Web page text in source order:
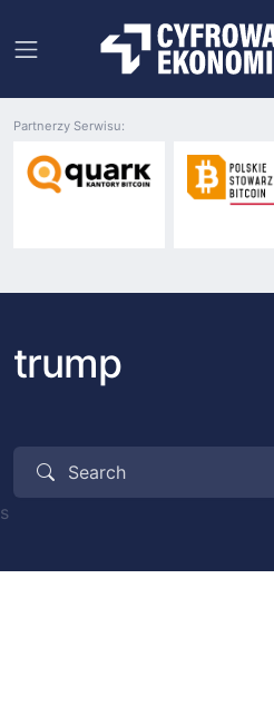
Partnerzy Serwisu:
trump
s